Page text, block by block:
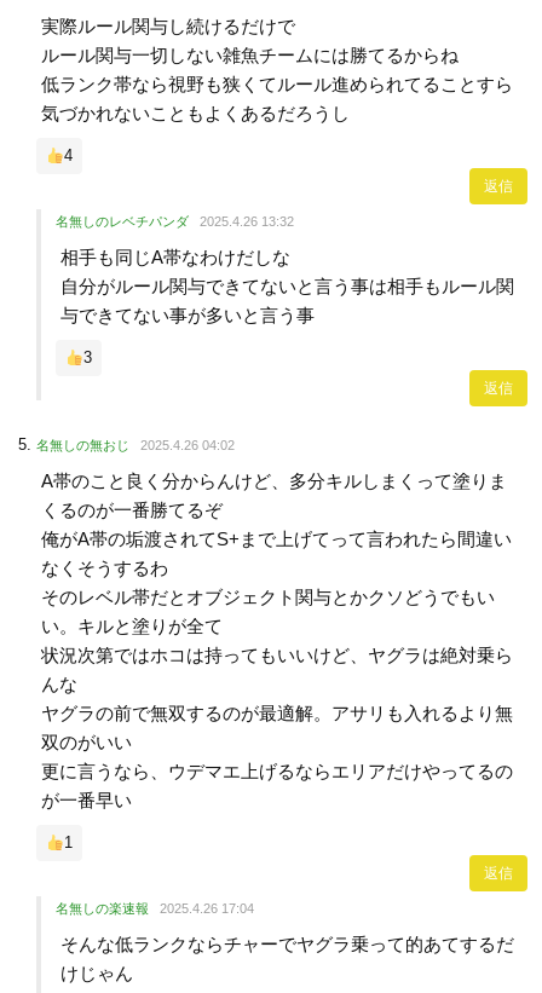
実際ルール関与し続けるだけで
ルール関与一切しない雑魚チームには勝てるからね
低ランク帯なら視野も狭くてルール進められてることすら
気づかれないこともよくあるだろうし
4
返信
名無しのレベチパンダ 2025.4.26 13:32
相手も同じA帯なわけだしな
自分がルール関与できてないと言う事は相手もルール関
与できてない事が多いと言う事
3
返信
名無しの無おじ 2025.4.26 04:02
A帯のこと良く分からんけど、多分キルしまくって塗りま
くるのが一番勝てるぞ
俺がA帯の垢渡されてS+まで上げてって言われたら間違い
なくそうするわ
そのレベル帯だとオブジェクト関与とかクソどうでもい
い。キルと塗りが全て
状況次第ではホコは持ってもいいけど、ヤグラは絶対乗ら
んな
ヤグラの前で無双するのが最適解。アサリも入れるより無
双のがいい
更に言うなら、ウデマエ上げるならエリアだけやってるの
が一番早い
1
返信
名無しの楽速報 2025.4.26 17:04
そんな低ランクならチャーでヤグラ乗って的あてするだ
けじゃん